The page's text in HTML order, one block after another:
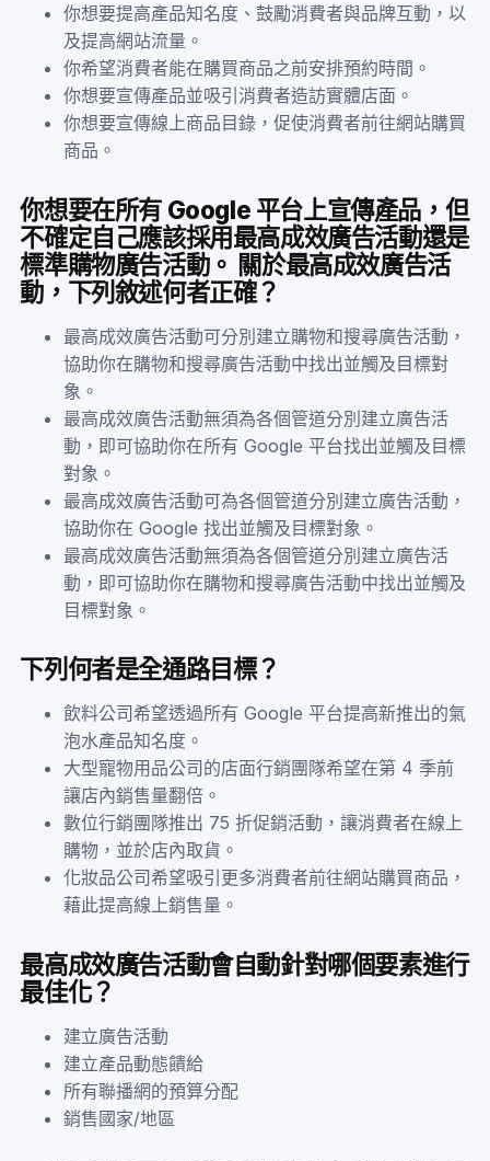
你想要提高產品知名度、鼓勵消費者與品牌互動，以
及提高網站流量。
你希望消費者能在購買商品之前安排預約時間。
你想要宣傳產品並吸引消費者造訪實體店面。
你想要宣傳線上商品目錄，促使消費者前往網站購買
商品。
你想要在所有 Google 平台上宣傳產品，但
不確定自己應該採用最高成效廣告活動還是
標準購物廣告活動。 關於最高成效廣告活
動，下列敘述何者正確？
最高成效廣告活動可分別建立購物和搜尋廣告活動，
協助你在購物和搜尋廣告活動中找出並觸及目標對
象。
最高成效廣告活動無須為各個管道分別建立廣告活
動，即可協助你在所有 Google 平台找出並觸及目標
對象。
最高成效廣告活動可為各個管道分別建立廣告活動，
協助你在 Google 找出並觸及目標對象。
最高成效廣告活動無須為各個管道分別建立廣告活
動，即可協助你在購物和搜尋廣告活動中找出並觸及
目標對象。
下列何者是全通路目標？
飲料公司希望透過所有 Google 平台提高新推出的氣
泡水產品知名度。
大型寵物用品公司的店面行銷團隊希望在第 4 季前
讓店內銷售量翻倍。
數位行銷團隊推出 75 折促銷活動，讓消費者在線上
購物，並於店內取貨。
化妝品公司希望吸引更多消費者前往網站購買商品，
藉此提高線上銷售量。
最高成效廣告活動會自動針對哪個要素進行
最佳化？
建立廣告活動
建立產品動態饋給
所有聯播網的預算分配
銷售國家/地區